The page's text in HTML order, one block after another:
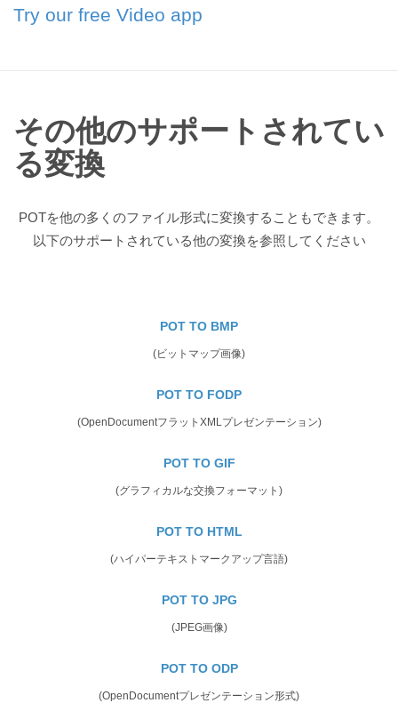
Try our free Video app
その他のサポートされてい
る変換
POTを他の多くのファイル形式に変換することもできます。
以下のサポートされている他の変換を参照してください
POT TO BMP
(ビットマップ画像)
POT TO FODP
(OpenDocumentフラットXMLプレゼンテーション)
POT TO GIF
(グラフィカルな交換フォーマット)
POT TO HTML
(ハイパーテキストマークアップ言語)
POT TO JPG
(JPEG画像)
POT TO ODP
(OpenDocumentプレゼンテーション形式)